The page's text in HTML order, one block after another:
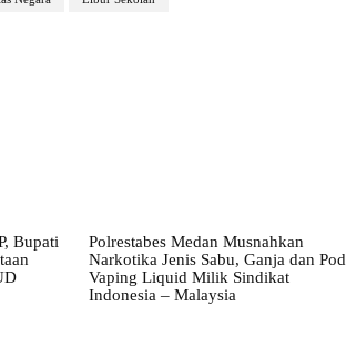
Bupati
Polrestabes Medan Musnahkan
Narkotika Jenis Sabu, Ganja dan Pod
Vaping Liquid Milik Sindikat
Indonesia – Malaysia